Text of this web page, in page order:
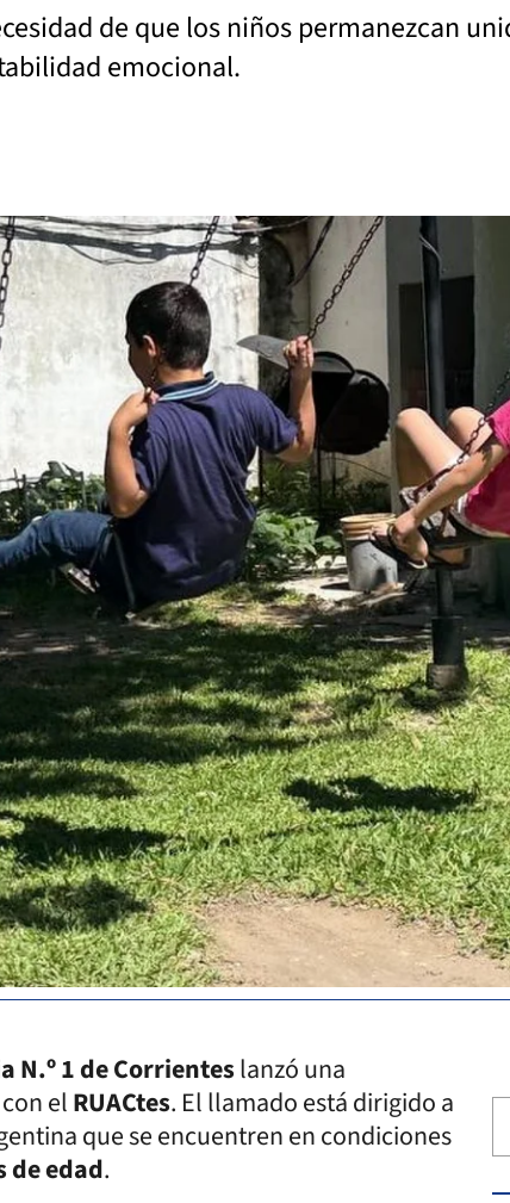
de que los niños permanezcan
emocional.
N.º 1 de Corrienteslanzó una
elRUACtes. El llamado está dirigido a
que se encuentren en condiciones
de edad.